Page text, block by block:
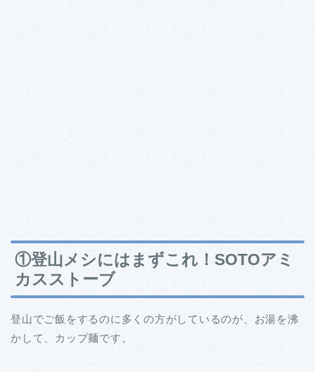
①登山メシにはまずこれ！SOTOアミ
カスストーブ
登山でご飯をするのに多くの方がしているのが、お湯を沸
かして、カップ麺です。